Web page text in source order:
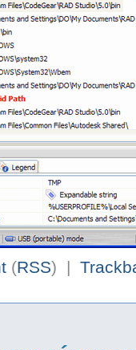
(RSS) |